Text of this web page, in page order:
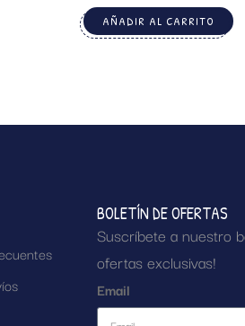
AÑADIR AL CARRITO
BOLETÍN DE OFERTAS
Suscríbete a nuestro
ofertas exclusivas!
Email